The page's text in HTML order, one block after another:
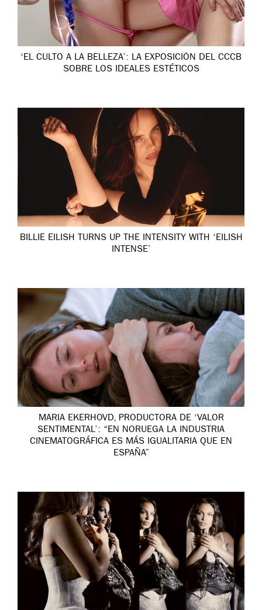
‘EL CULTO A LA BELLEZA’: LA EXPOSICIÓN DEL CCCB
SOBRE LOS IDEALES ESTÉTICOS
BILLIE EILISH TURNS UP THE INTENSITY WITH ‘EILISH
INTENSE’
MARIA EKERHOVD, PRODUCTORA DE ‘VALOR
SENTIMENTAL’: “EN NORUEGA LA INDUSTRIA
CINEMATOGRÁFICA ES MÁS IGUALITARIA QUE EN
ESPAÑA”